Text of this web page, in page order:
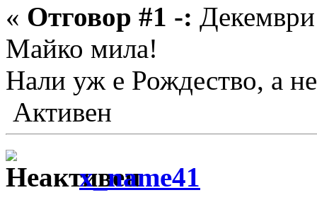
« Отговор #1 -:
Майко мила!
Нали уж е Рождество, а
Активен
x_name41